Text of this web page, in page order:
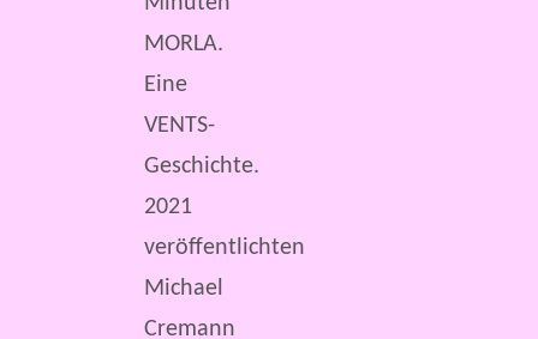
MORLA.
Eine
VENTS-
Geschichte.
2021
veröffentlichten
Michael
Cremann